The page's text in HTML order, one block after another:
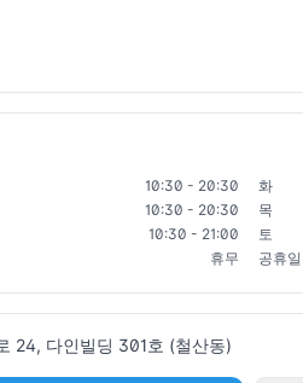
10:30 - 20:30 화
10:30 - 20:30 목
10:30 - 21:00 토
휴무 공휴일
24, 다인빌딩 301호 (철산동)